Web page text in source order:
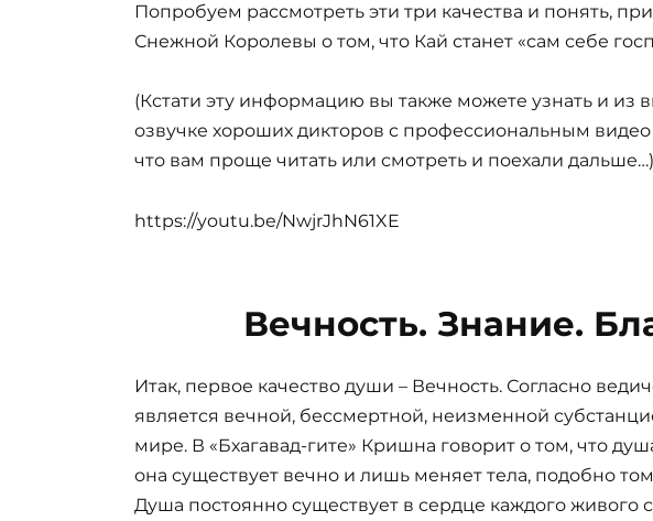
Попробуем рассмотреть эти три качества и понять,
Снежной Королевы о том, что Кай станет «сам себе
(Кстати эту информацию вы также можете узнать и из
озвучке хороших дикторов с профессиональным
что вам проще читать или смотреть и поехали дальше…)
https://youtu.be/NwjrJhN61XE
Вечность. Знание.
Итак, первое качество души – Вечность. Согласно
является вечной, бессмертной, неизменной
мире. В «Бхагавад-гите» Кришна говорит о том, что
она существует вечно и лишь меняет тела, подобно
Душа постоянно существует в сердце каждого живого